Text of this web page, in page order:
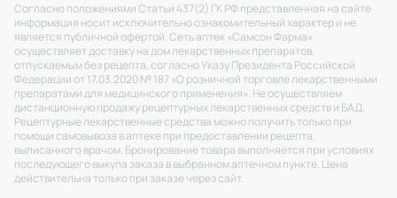
Согласно положениями Статьи 437(2) ГК РФ представленная на сайте
информация носит исключительно ознакомительный характер и не
является публичной офертой. Сеть аптек «Самсон Фарма»
осуществляет доставку на дом лекарственных препаратов,
отпускаемым без рецепта, согласно Указу Президента Российской
Федерации от 17.03.2020 № 187 «О розничной торговле лекарственными
препаратами для медицинского применения». Не осуществляем
дистанционную продажу рецептурных лекарственных средств и БАД.
Рецептурные лекарственные средства можно получить только при
помощи самовывоза в аптеке при предоставлении рецепта,
выписанного врачом. Бронирование товара выполняется при условиях
последующего выкупа заказа в выбранном аптечном пункте. Цена
действительна только при заказе через сайт.